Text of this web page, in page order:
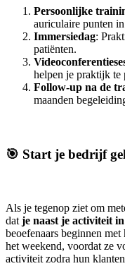
Persoonlijke
auriculaire punten
Immersiedag:
patiënten.
helpen je praktijk te
Follow-up na de
maanden
🎯 Start je bedrijf
Als je tegenop ziet om
dat je naast je activiteit
beoefenaars beginnen met
het weekend, voordat ze
activiteit zodra hun